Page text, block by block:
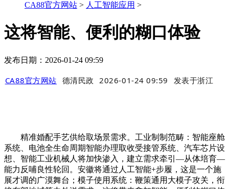
CA88官方网站 > 人工智能应用 >
这将智能、便利的糊口体验
发布日期：2026-01-24 09:59
CA88官方网站 德清民政 2026-01-24 09:59 发表于浙江
精准婚配手艺供给取场景需求。工业制制范畴：智能座舱
系统、电池全生命周期智能办理取收受接管系统、汽车芯片设
想、智能工业机械人将加快渗入，建立需求牵引—从体培育—
能力反哺良性轮回。安徽将通过人工智能+步履，这是一个施
展才调的广漠舞台；模子使用系统：鞭策通用大模子攻关，衔